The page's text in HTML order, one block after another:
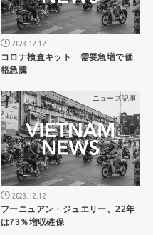
2023.12.12
コロナ検査キット 需要急増で価
格急騰
ニュース記事
2023.12.12
フーニュアン・ジュエリー、22年
は73％増収確保